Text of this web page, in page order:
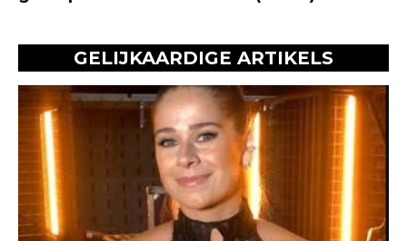
GELIJKAARDIGE ARTIKELS